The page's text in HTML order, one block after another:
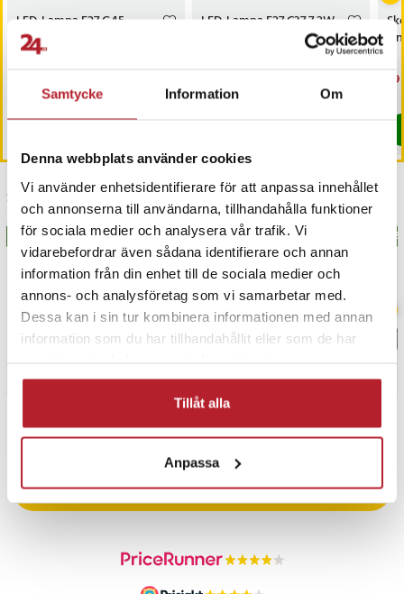
Samtycke Information Om
Denna webbplats använder cookies
Vi använder enhetsidentifierare för att anpassa innehållet
och annonserna till användarna, tillhandahålla funktioner
för sociala medier och analysera vår trafik. Vi
vidarebefordrar även sådana identifierare och annan
information från din enhet till de sociala medier och
annons- och analysföretag som vi samarbetar med.
Dessa kan i sin tur kombinera informationen med annan
information som du har tillhandahållit eller som de har
Tillåt alla
Anpassa
LED-Lampa E27 G45
4,2W 480lm 6000K
I lager, levereras inom 1-2 vardagar
LED-Lampa E27 C37 7,2W
Just nu har vi bara 3 kvar av denna
Senast besökta
BÄSTSÄLJARE
PRISGARANTI
UTFÖRSÄLJNING